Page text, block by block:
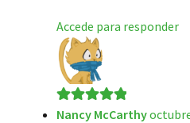
Accede para responder
Valorado en5
Nancy McCarthy